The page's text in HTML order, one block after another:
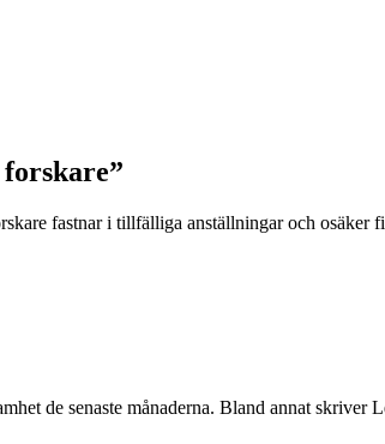
fastnar i tillfälliga anställningar och
de senaste månaderna. Bland annat